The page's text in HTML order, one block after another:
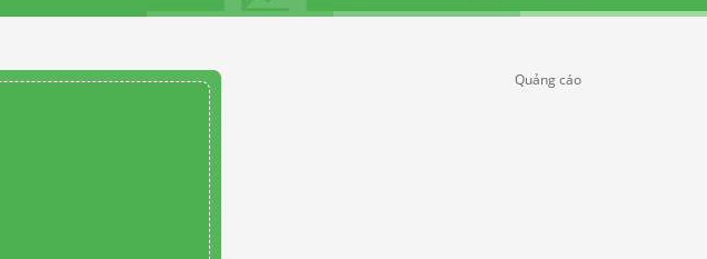
Quảng cáo